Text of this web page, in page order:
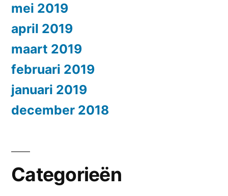
mei 2019
april 2019
maart 2019
februari 2019
januari 2019
december 2018
Categorieën